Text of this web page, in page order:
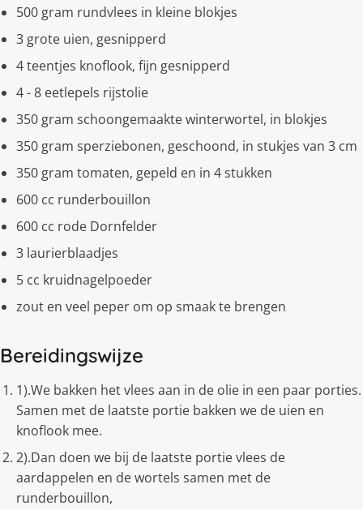
500 gram rundvlees in kleine blokjes
3 grote uien, gesnipperd
4 teentjes knoflook, fijn gesnipperd
4 - 8 eetlepels rijstolie
350 gram schoongemaakte winterwortel, in blokjes
350 gram sperziebonen, geschoond, in stukjes van 3 cm
350 gram tomaten, gepeld en in 4 stukken
600 cc runderbouillon
600 cc rode Dornfelder
3 laurierblaadjes
5 cc kruidnagelpoeder
zout en veel peper om op smaak te brengen
Bereidingswijze
1).We bakken het vlees aan in de olie in een paar porties.
Samen met de laatste portie bakken we de uien en
knoflook mee.
2).Dan doen we bij de laatste portie vlees de
aardappelen en de wortels samen met de
runderbouillon,